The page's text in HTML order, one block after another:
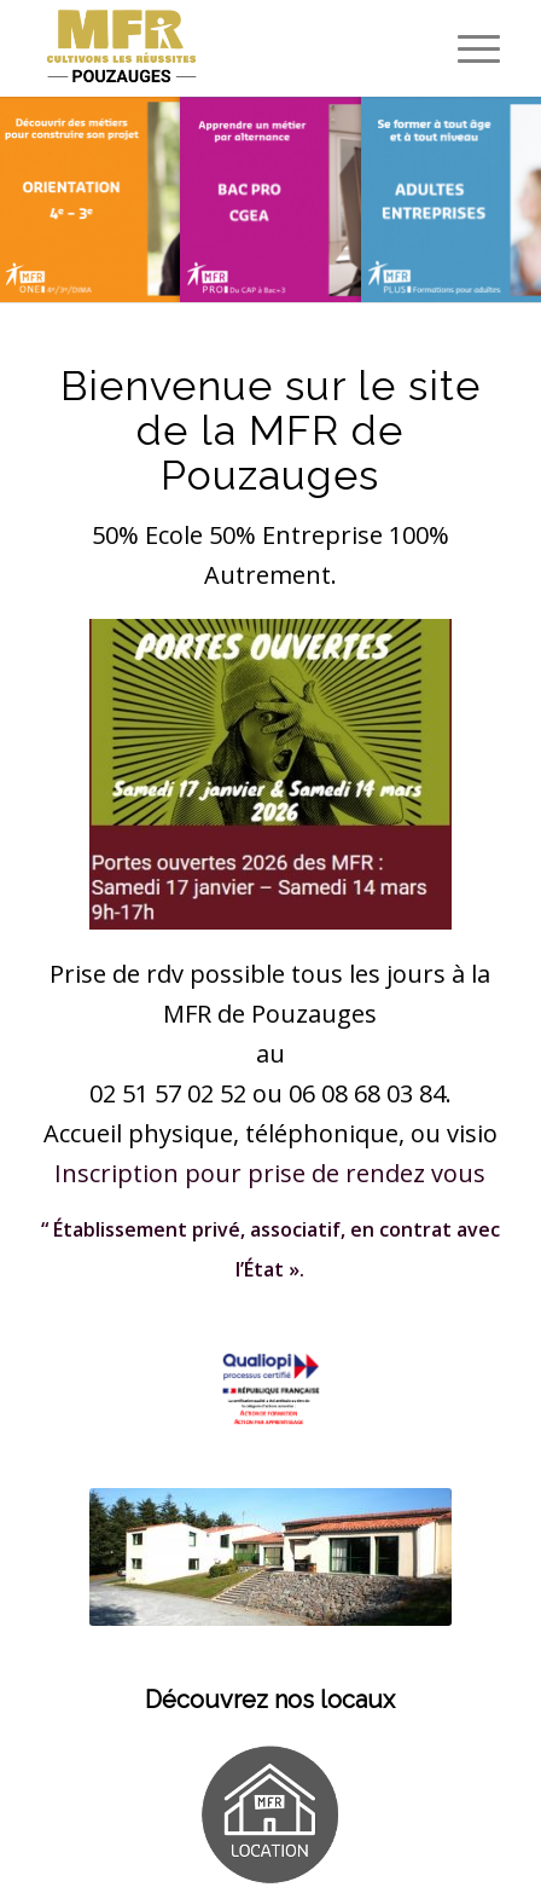
Bienvenue sur le site
de la MFR de
Pouzauges
50% Ecole 50% Entreprise 100%
Autrement.
Prise de rdv possible tous les jours à la
MFR de Pouzauges
au
02 51 57 02 52 ou 06 08 68 03 84.
Accueil physique, téléphonique, ou visio
Inscription pour prise de rendez vous
“ Établissement privé, associatif, en contrat avec
l’État ».
Découvrez nos locaux